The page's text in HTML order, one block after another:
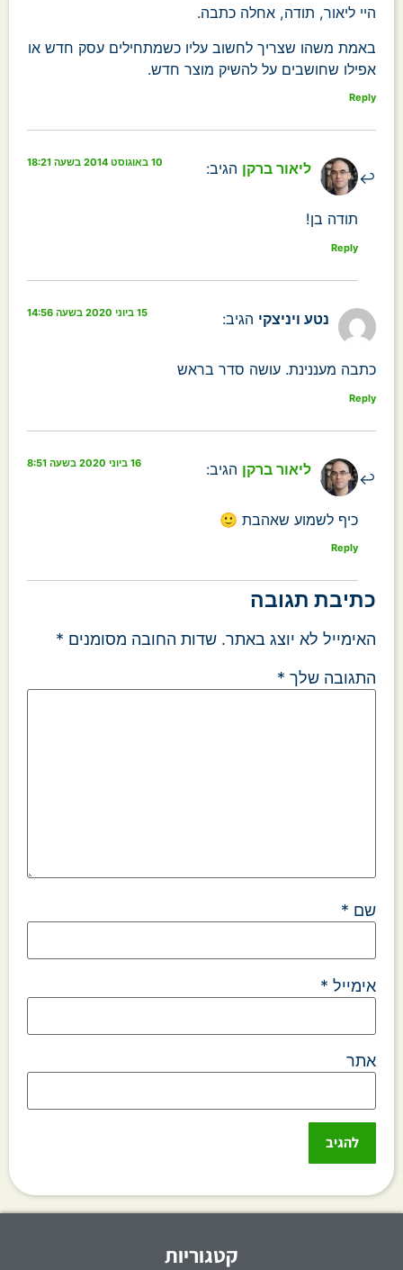
היי ליאור, תודה, אחלה כתבה.
באמת משהו שצריך לחשוב עליו כשמתחילים עסק חדש או
אפילו שחושבים על להשיק מוצר חדש.
Reply
ליאור ברקן הגיב: 10 באוגוסט 2014 בשעה 18:21
תודה בן!
Reply
נטע ויניצקי הגיב: 15 ביוני 2020 בשעה 14:56
כתבה מעננינת. עושה סדר בראש
Reply
ליאור ברקן הגיב: 16 ביוני 2020 בשעה 8:51
כיף לשמוע שאהבת 🙂
Reply
כתיבת תגובה
האימייל לא יוצג באתר. שדות החובה מסומנים *
התגובה שלך *
שם *
אימייל *
אתר
קטגוריות